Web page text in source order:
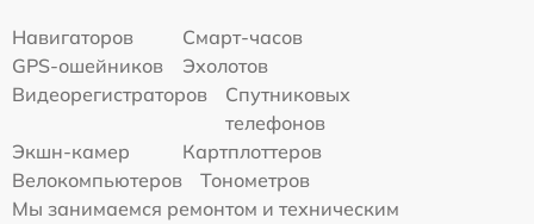
Навигаторов
Смарт-часов
GPS-ошейников
Эхолотов
Видеорегистраторов
Спутниковых
телефонов
Экшн-камер
Картплоттеров
Велокомпьютеров
Тонометров
Мы занимаемся ремонтом и техническим